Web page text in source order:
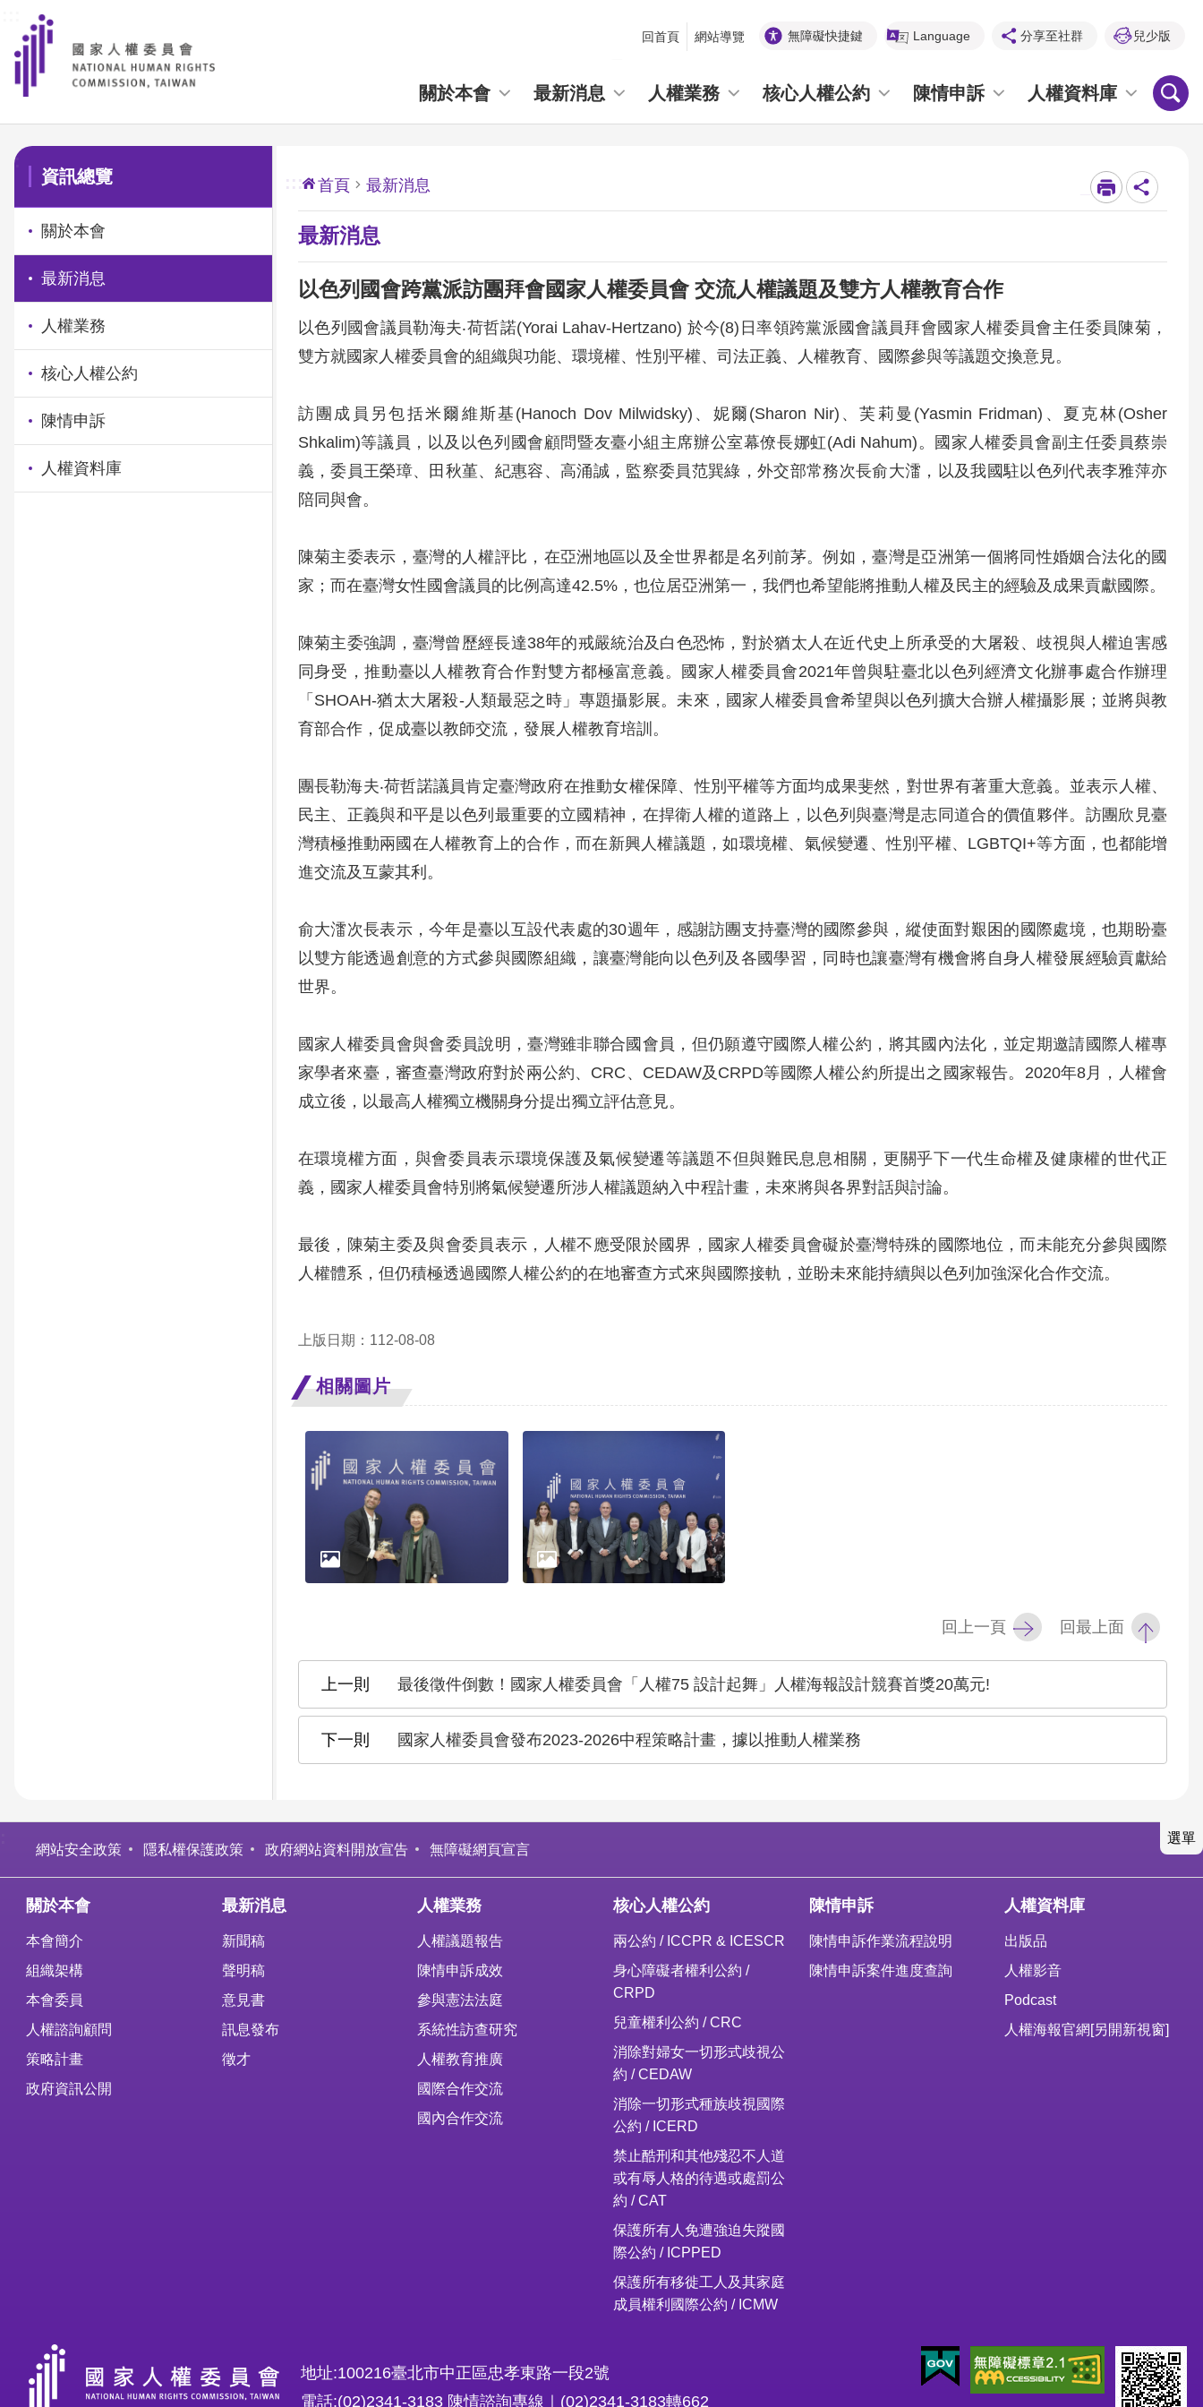
前往主要內容區塊
回首頁 網站導覽 無障礙快捷鍵 Language 分享至社群 兒少版
關於本會 最新消息 人權業務 核心人權公約 陳情申訴 人權資料庫
:::
資訊總覽
關於本會
最新消息
人權業務
核心人權公約
陳情申訴
人權資料庫
::: 首頁 最新消息
最新消息
以色列國會跨黨派訪團拜會國家人權委員會 交流人權議題及雙方人權教育合作
以色列國會議員勒海夫‧荷哲諾(Yorai Lahav-Hertzano) 於今(8)日率領跨黨派國會議員拜會國家人權委員會主任委員陳菊，
雙方就國家人權委員會的組織與功能、環境權、性別平權、司法正義、人權教育、國際參與等議題交換意見。
訪團成員另包括米爾維斯基(Hanoch Dov Milwidsky)、妮爾(Sharon Nir)、芙莉曼(Yasmin Fridman)、夏克林(Osher
Shkalim)等議員，以及以色列國會顧問暨友臺小組主席辦公室幕僚長娜虹(Adi Nahum)。國家人權委員會副主任委員蔡崇
義，委員王榮璋、田秋堇、紀惠容、高涌誠，監察委員范巽綠，外交部常務次長俞大㵢，以及我國駐以色列代表李雅萍亦
陪同與會。
陳菊主委表示，臺灣的人權評比，在亞洲地區以及全世界都是名列前茅。例如，臺灣是亞洲第一個將同性婚姻合法化的國
家；而在臺灣女性國會議員的比例高達42.5%，也位居亞洲第一，我們也希望能將推動人權及民主的經驗及成果貢獻國際。
陳菊主委強調，臺灣曾歷經長達38年的戒嚴統治及白色恐怖，對於猶太人在近代史上所承受的大屠殺、歧視與人權迫害感
同身受，推動臺以人權教育合作對雙方都極富意義。國家人權委員會2021年曾與駐臺北以色列經濟文化辦事處合作辦理
「SHOAH-猶太大屠殺-人類最惡之時」專題攝影展。未來，國家人權委員會希望與以色列擴大合辦人權攝影展；並將與教
育部合作，促成臺以教師交流，發展人權教育培訓。
團長勒海夫‧荷哲諾議員肯定臺灣政府在推動女權保障、性別平權等方面均成果斐然，對世界有著重大意義。並表示人權、
民主、正義與和平是以色列最重要的立國精神，在捍衛人權的道路上，以色列與臺灣是志同道合的價值夥伴。訪團欣見臺
灣積極推動兩國在人權教育上的合作，而在新興人權議題，如環境權、氣候變遷、性別平權、LGBTQI+等方面，也都能增
進交流及互蒙其利。
俞大㵢次長表示，今年是臺以互設代表處的30週年，感謝訪團支持臺灣的國際參與，縱使面對艱困的國際處境，也期盼臺
以雙方能透過創意的方式參與國際組織，讓臺灣能向以色列及各國學習，同時也讓臺灣有機會將自身人權發展經驗貢獻給
世界。
國家人權委員會與會委員說明，臺灣雖非聯合國會員，但仍願遵守國際人權公約，將其國內法化，並定期邀請國際人權專
家學者來臺，審查臺灣政府對於兩公約、CRC、CEDAW及CRPD等國際人權公約所提出之國家報告。2020年8月，人權會
成立後，以最高人權獨立機關身分提出獨立評估意見。
在環境權方面，與會委員表示環境保護及氣候變遷等議題不但與難民息息相關，更關乎下一代生命權及健康權的世代正
義，國家人權委員會特別將氣候變遷所涉人權議題納入中程計畫，未來將與各界對話與討論。
最後，陳菊主委及與會委員表示，人權不應受限於國界，國家人權委員會礙於臺灣特殊的國際地位，而未能充分參與國際
人權體系，但仍積極透過國際人權公約的在地審查方式來與國際接軌，並盼未來能持續與以色列加強深化合作交流。
上版日期：112-08-08
相關圖片
回上一頁 回最上面
最後徵件倒數！國家人權委員會「人權75 設計起舞」人權海報設計競賽首獎20萬元!
國家人權委員會發布2023-2026中程策略計畫，據以推動人權業務
選單
網站安全政策 隱私權保護政策 政府網站資料開放宣告 無障礙網頁宣言
關於本會
本會簡介
組織架構
本會委員
人權諮詢顧問
策略計畫
政府資訊公開
最新消息
新聞稿
聲明稿
意見書
訊息發布
徵才
人權業務
人權議題報告
陳情申訴成效
參與憲法法庭
系統性訪查研究
人權教育推廣
國際合作交流
國內合作交流
核心人權公約
兩公約 / ICCPR & ICESCR
身心障礙者權利公約 /
CRPD
兒童權利公約 / CRC
消除對婦女一切形式歧視公
約 / CEDAW
消除一切形式種族歧視國際
公約 / ICERD
禁止酷刑和其他殘忍不人道
或有辱人格的待遇或處罰公
約 / CAT
保護所有人免遭強迫失蹤國
際公約 / ICPPED
保護所有移徙工人及其家庭
成員權利國際公約 / ICMW
陳情申訴
陳情申訴作業流程說明
陳情申訴案件進度查詢
人權資料庫
出版品
人權影音
Podcast
人權海報官網[另開新視窗]
地址:100216臺北市中正區忠孝東路一段2號
電話:(02)2341-3183 陳情諮詢專線｜(02)2341-3183轉662